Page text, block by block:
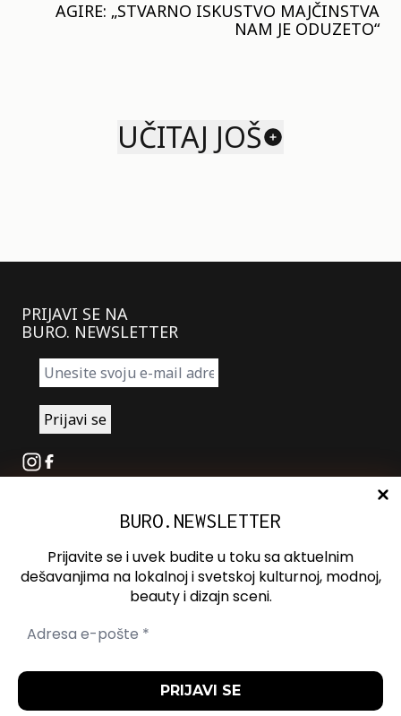
AGIRE: „STVARNO ISKUSTVO MAJČINSTVA
NAM JE ODUZETO“
UČITAJ JOŠ
PRIJAVI SE NA
BURO. NEWSLETTER
Instagram
Facebook
Oglašavanje
Kontakt
Spotify
BURO.NEWSLETTER
Prijavite se i uvek budite u toku sa aktuelnim
dešavanjima na lokalnoj i svetskoj kulturnoj, modnoj,
beauty i dizajn sceni.